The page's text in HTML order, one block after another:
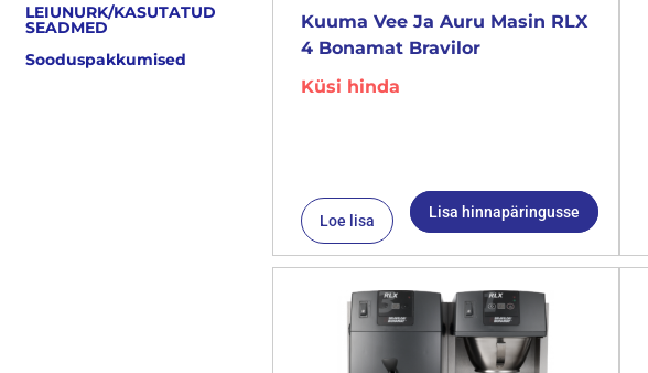
LEIUNURK/KASUTATUD
SEADMED
Sooduspakkumised
Kuuma Vee Ja Auru Masin RLX
4 Bonamat Bravilor
Küsi hinda
Loe lisa Lisa hinnapäringusse